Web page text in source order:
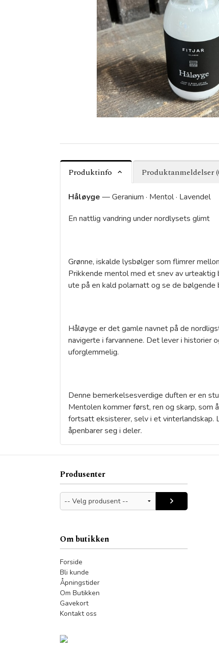
Produktinfo Produktanmeldelser
Håløyge — Geranium · Mentol · Lavendel
En nattlig vandring under nordlysets glimt
Grønne, iskalde lysbølger som flimrer
Prikkende mentol med et snev av
ute på en kald polarnatt og se de bølgende
Håløyge er det gamle navnet på de
navigerte i farvannene. Det lever i historier
uforglemmelig.
Denne bemerkelsesverdige duften er en
Mentolen kommer først, ren og skarp, som
fortsatt eksisterer, selv i et vinterlandskap.
åpenbarer seg i deler.
Produsenter
Om butikken
Forside
Bli kunde
Åpningstider
Om Butikken
Gavekort
Kontakt oss